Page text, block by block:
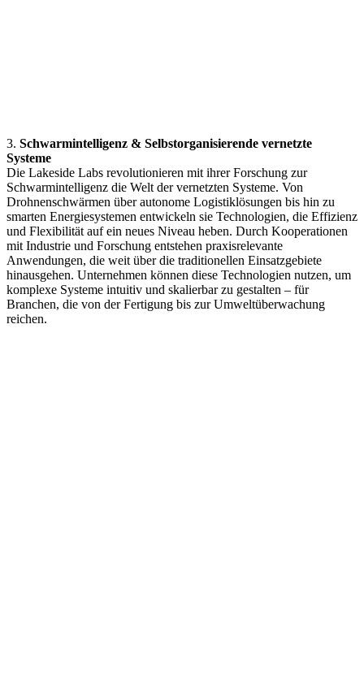
3. Schwarmintelligenz & Selbstorganisierende vernetzte
Systeme
Die Lakeside Labs revolutionieren mit ihrer Forschung zur
Schwarmintelligenz die Welt der vernetzten Systeme. Von
Drohnenschwärmen über autonome Logistiklösungen bis hin zu
smarten Energiesystemen entwickeln sie Technologien, die Effizienz
und Flexibilität auf ein neues Niveau heben. Durch Kooperationen
mit Industrie und Forschung entstehen praxisrelevante
Anwendungen, die weit über die traditionellen Einsatzgebiete
hinausgehen. Unternehmen können diese Technologien nutzen, um
komplexe Systeme intuitiv und skalierbar zu gestalten – für
Branchen, die von der Fertigung bis zur Umweltüberwachung
reichen.